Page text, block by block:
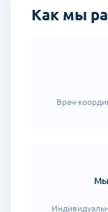
Как мы
Врач-
Мы